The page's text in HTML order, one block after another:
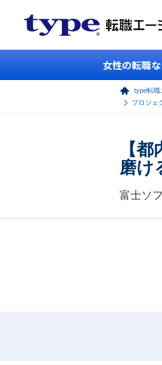
女性の転職
type転職
プロジェ
【
磨け
富士ソ